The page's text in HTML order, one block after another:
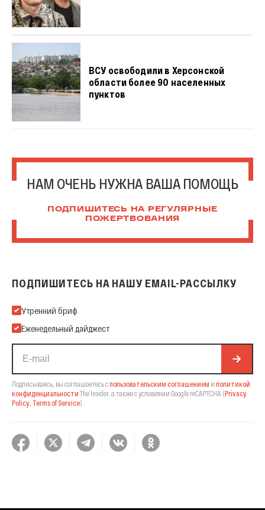
ВСУ освободили в Херсонской
области более 90 населенных
пунктов
НАМ ОЧЕНЬ НУЖНА ВАША ПОМОЩЬ
ПОДПИШИТЕСЬ НА РЕГУЛЯРНЫЕ
ПОЖЕРТВОВАНИЯ
ПОДПИШИТЕСЬ НА НАШУ EMAIL-РАССЫЛКУ
Подпишитесь на нашу Email-рассылку
Утренний бриф
Еженедельный дайджест
Подписываясь, вы соглашаетесь спользовательским соглашением и политикой
конфиденциальности The Insider, а также с условиями Google reCAPTCHA (Privacy
Policy, Terms of Service).